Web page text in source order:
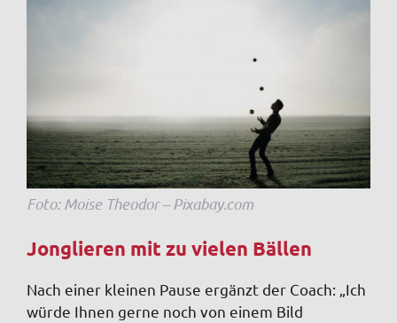
Foto: Moise Theodor – Pixabay.com
Jonglieren mit zu vielen Bällen
Nach einer kleinen Pause ergänzt der Coach: „Ich
würde Ihnen gerne noch von einem Bild